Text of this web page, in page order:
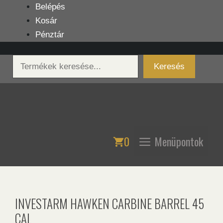
tartalomba
Belépés
Kosár
Pénztár
Keresés
Keresés
0 Menüpontok
INVESTARM HAWKEN CARBINE BARREL 45
CAL